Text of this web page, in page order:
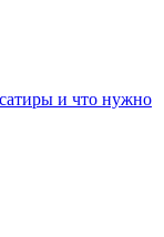
и что нужно